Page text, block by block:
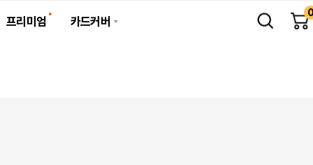
프리미엄 카드커버